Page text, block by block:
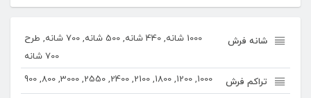
شانه فرش
1000 شانه, 440 شانه, 500 شانه, 700 شانه, طرح
700 شانه
تراکم فرش 1000, 1200, 1800, 2100, 2400, 2550, 3000, 800, 900